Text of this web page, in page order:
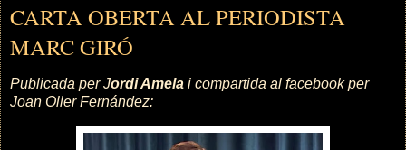
CARTA OBERTA AL PERIODISTA
MARC GIRÓ
Publicada per Jordi Amela i compartida al facebook per
Joan Oller Fernández: